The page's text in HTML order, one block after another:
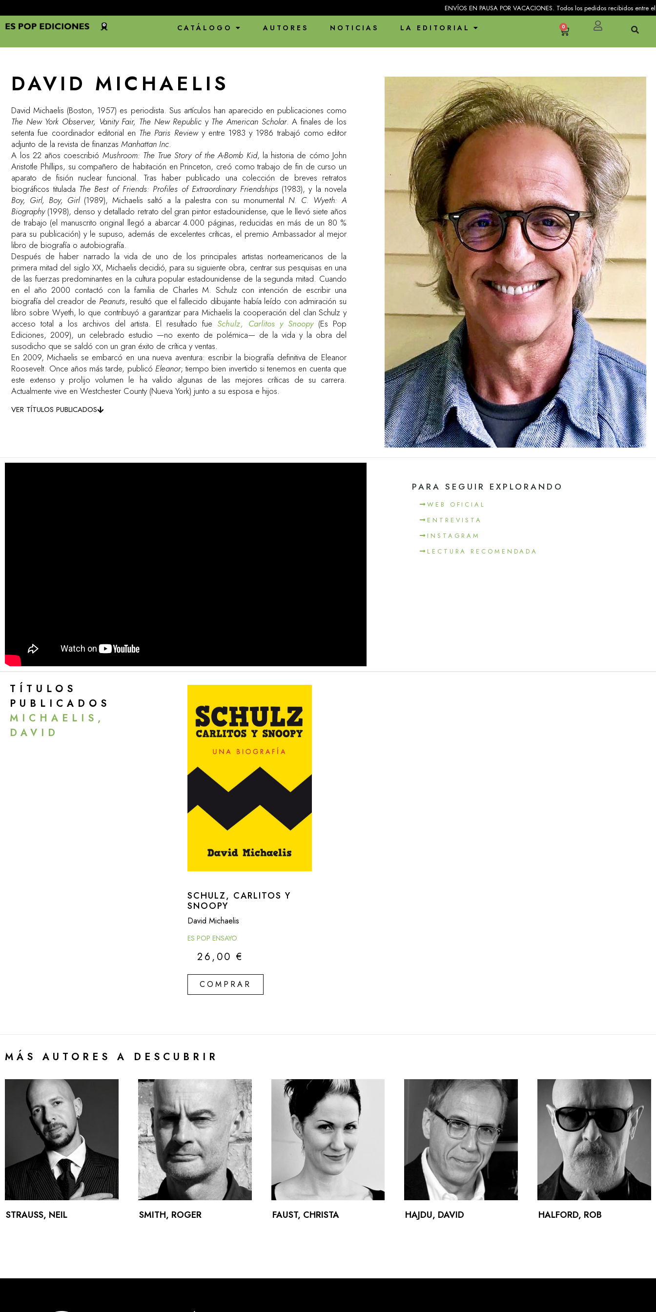
ENVÍOS EN PAUSA POR VACACIONES. Todos los pedidos recibidos entre el 25 de
CATÁLOGO AUTORES NOTICIAS LA EDITORIAL 0
DAVID MICHAELIS
David Michaelis (Boston, 1957) es periodista. Sus artículos han aparecido en publicaciones como
The New York Observer, Vanity Fair, The New Republic y The American Scholar. A finales de los
setenta fue coordinador editorial en The Paris Reviewy entre 1983 y 1986 trabajó como editor
adjunto de la revista de finanzasManhattan Inc.
A los 22 años coescribió Mushroom: The True Story of the A-Bomb Kid, la historia de cómo John
Aristotle Phillips, su compañero de habitación en Princeton, creó como trabajo de fin de curso un
aparato de fisión nuclear funcional. Tras haber publicado una colección de breves retratos
biográficos titulada The Best of Friends: Profiles of Extraordinary Friendships(1983), y la novela
Boy, Girl, Boy, Girl(1989), Michaelis saltó a la palestra con su monumentalN. C. Wyeth: A
Biography(1998), denso y detallado retrato del gran pintor estadounidense, que le llevó siete años
de trabajo (el manuscrito original llegó a abarcar 4.000 páginas, reducidas en más de un 80 %
para su publicación) y le supuso, además de excelentes críticas, el premio Ambassador al mejor
libro de biografía o autobiografía.
Después de haber narrado la vida de uno de los principales artistas norteamericanos de la
primera mitad del siglo XX, Michaelis decidió, para su siguiente obra, centrar sus pesquisas en una
de las fuerzas predominantes en la cultura popular estadounidense de la segunda mitad. Cuando
en el año 2000 contactó con la familia de Charles M. Schulz con intención de escribir una
biografía del creador de Peanuts, resultó que el fallecido dibujante había leído con admiración su
libro sobre Wyeth, lo que contribuyó a garantizar para Michaelis la cooperación del clan Schulz y
acceso total a los archivos del artista. El resultado fue Schulz, Carlitos y Snoopy(Es Pop
Ediciones, 2009), un celebrado estudio —no exento de polémica— de la vida y la obra del
susodicho que se saldó con un gran éxito de crítica y ventas.
En 2009, Michaelis se embarcó en una nueva aventura: escribir la biografía definitiva de Eleanor
Roosevelt. Once años más tarde, publicó Eleanor; tiempo bien invertido si tenemos en cuenta que
este extenso y prolijo volumen le ha valido algunas de las mejores críticas de su carrera.
Actualmente vive en Westchester County (Nueva York) junto a su esposa e hijos.
VER TÍTULOS PUBLICADOS
PARA SEGUIR EXPLORANDO
WEB OFICIAL
ENTREVISTA
INSTAGRAM
LECTURA RECOMENDADA
TÍTULOS
PUBLICADOS
MICHAELIS,
DAVID
SCHULZ, CARLITOS Y
SNOOPY
David Michaelis
ES POP ENSAYO
26,00€
COMPRAR
MÁS AUTORES A DESCUBRIR
STRAUSS, NEIL SMITH, ROGER FAUST, CHRISTA HAJDU, DAVID HALFORD, ROB